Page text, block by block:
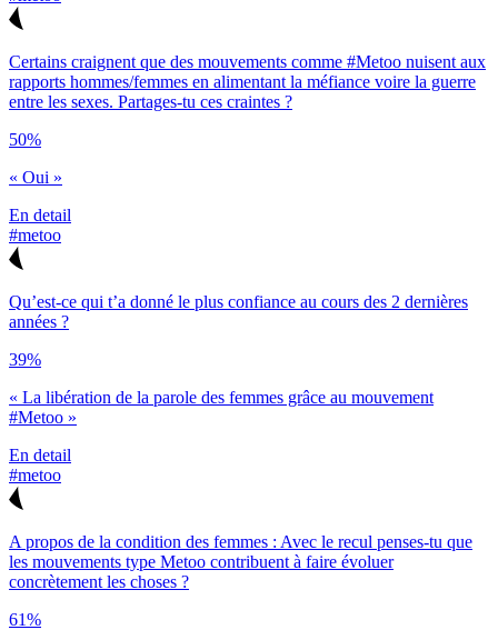
Certains craignent que des mouvements comme #Metoo nuisent aux
rapports hommes/femmes en alimentant la méfiance voire la guerre
entre les sexes. Partages-tu ces craintes ?
50%
« Oui »
En detail
#metoo
Qu’est-ce qui t’a donné le plus confiance au cours des 2 dernières
années ?
39%
« La libération de la parole des femmes grâce au mouvement
#Metoo »
En detail
#metoo
A propos de la condition des femmes : Avec le recul penses-tu que
les mouvements type Metoo contribuent à faire évoluer
concrètement les choses ?
61%